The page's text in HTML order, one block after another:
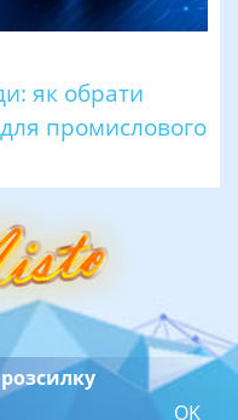
як обрати
промислового
OK